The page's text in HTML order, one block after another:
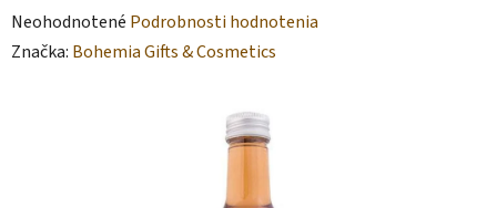
Priemerné
hodnotenie
Neohodnotené Podrobnosti hodnotenia
Značka: Bohemia Gifts & Cosmetics